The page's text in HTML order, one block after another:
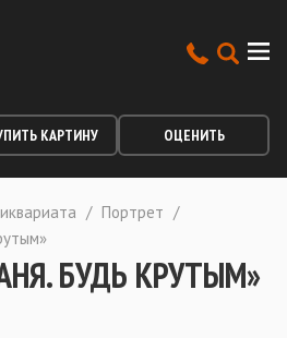
КАРТИНУ ОЦЕНИТЬ
/ Портрет /
БУДЬ КРУТЫМ»